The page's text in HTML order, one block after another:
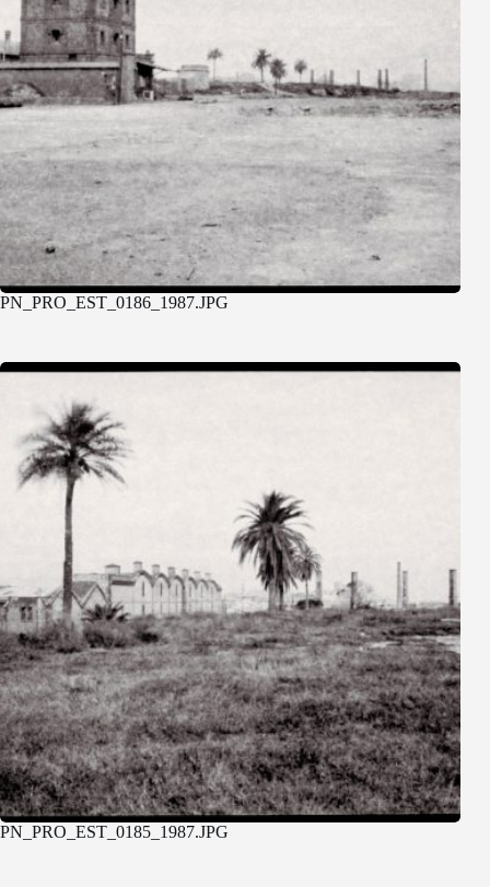
PN_PRO_EST_0186_1987.JPG
PN_PRO_EST_0185_1987.JPG